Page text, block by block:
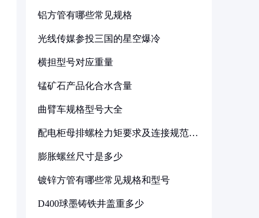
铝方管有哪些常见规格
光线传媒参投三国的星空爆冷
横担型号对应重量
锰矿石产品化合水含量
曲臂车规格型号大全
配电柜母排螺栓力矩要求及连接规范详
膨胀螺丝尺寸是多少
镀锌方管有哪些常见规格和型号
D400球墨铸铁井盖重多少